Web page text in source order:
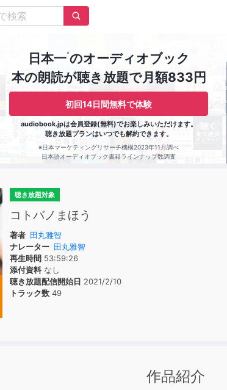
日本一※のオーディオブック
本の朗読が聴き放題で月額833円
初回14日間無料で体験
audiobook.jpは会員登録(無料)でお楽しみいただけます。
聴き放題プランはいつでも解約できます。
※日本マーケティングリサーチ機構2023年11月調べ
日本語オーディオブック書籍ラインナップ数調査
聴き放題対象
コトバノまほう
著者 田丸雅智
ナレーター 田丸雅智
再生時間 53:59:26
添付資料なし
聴き放題配信開始日 2021/2/10
トラック数 49
作品紹介